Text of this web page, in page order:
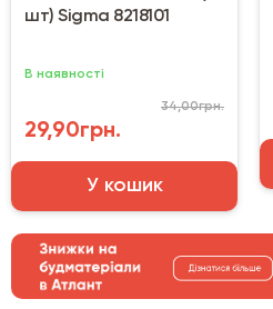
шт) Sigma 8218101
В наявності
29,90грн.
34,00грн.
У кошик